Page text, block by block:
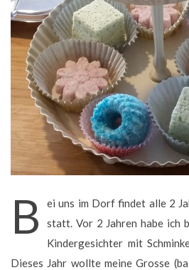
B
ei uns im Dorf findet alle 2
statt. Vor 2 Jahren habe ich
Kindergesichter mit
Dieses Jahr wollte meine Grosse